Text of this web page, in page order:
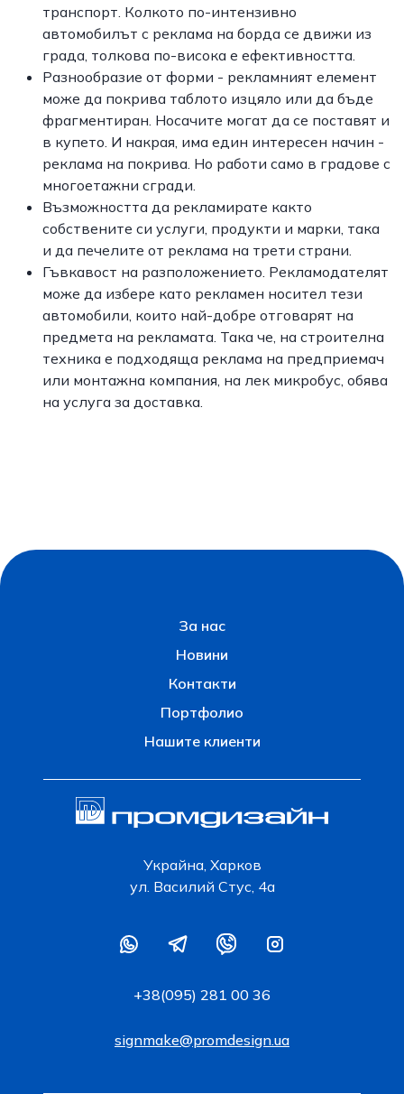
транспорт. Колкото по-интензивно
автомобилът с реклама на борда се движи из
града, толкова по-висока е ефективността.
Разнообразие от форми - рекламният елемент
може да покрива таблото изцяло или да бъде
фрагментиран. Носачите могат да се поставят и
в купето. И накрая, има един интересен начин -
реклама на покрива. Но работи само в градове с
многоетажни сгради.
Възможността да рекламирате както
собствените си услуги, продукти и марки, така
и да печелите от реклама на трети страни.
Гъвкавост на разположението. Рекламодателят
може да избере като рекламен носител тези
автомобили, които най-добре отговарят на
предмета на рекламата. Така че, на строителна
техника е подходяща реклама на предприемач
или монтажна компания, на лек микробус, обява
на услуга за доставка.
За нас
Новини
Контакти
Портфолио
Нашите клиенти
Украйна, Харков
ул. Василий Стус, 4а
+38(095) 281 00 36
signmake@promdesign.ua